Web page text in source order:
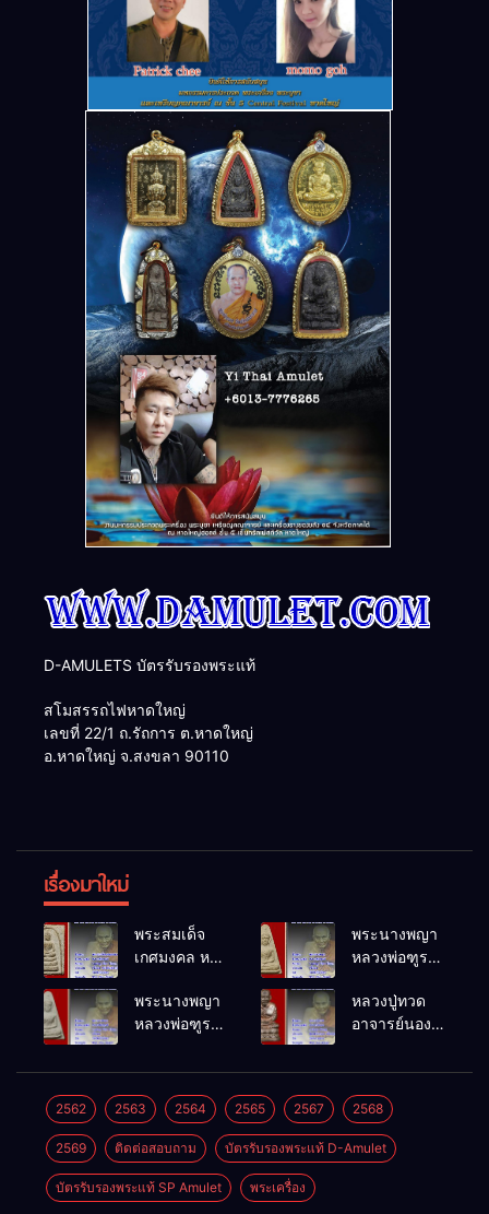
D-AMULETS บัตรรับรองพระแท้
สโมสรรถไฟหาดใหญ่
เลขที่ 22/1 ถ.รัถการ ต.หาดใหญ่
อ.หาดใหญ่ จ.สงขลา 90110
เรื่องมาใหม่
พระสมเด็จ
เกศมงคล หล
โพธิ์นิมิตร
พ.ศ.2512
พระนางพญา
หลวงพ่อฑูรย์
พ.ศ.2512
พระนางพญา
หลวงพ่อฑูรย์
พ.ศ.2512
หลวงปู่ทวด
อาจารย์นอง
พ.ศ.2541
2562 2563 2564 2565 2567 2568
2569 ติดต่อสอบถาม บัตรรับรองพระแท้ D-Amulet
บัตรรับรองพระแท้ SP Amulet พระเครื่อง